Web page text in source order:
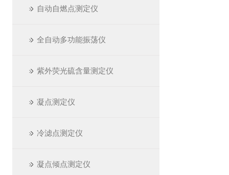
自动自燃点测定仪
全自动多功能振荡仪
紫外荧光硫含量测定仪
凝点测定仪
冷滤点测定仪
凝点倾点测定仪